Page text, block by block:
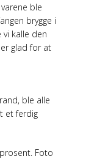
ble
brygge i
kalle den
glad for at
ble alle
et ferdig
Foto